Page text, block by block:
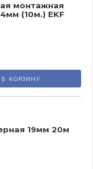
монтажная
(10м.) EKF
В КОРЗИНУ
19мм 20м